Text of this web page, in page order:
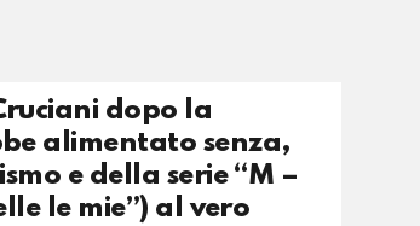
dopo la
alimentato senza,
e della serie “M –
le mie”) al vero